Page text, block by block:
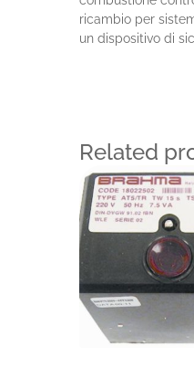
ricambio per
un dispositivo di
Related